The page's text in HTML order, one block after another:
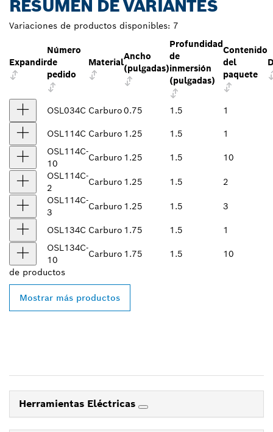
RESUMEN DE VARIANTES
Variaciones de productos disponibles: 7
Expandir
Número
de
pedido
Material
Ancho
(pulgadas)
Profundidad
de
inmersión
(pulgadas)
Contenido
del
paquete
OSL034C Carburo0.75 1.5 1
OSL114C Carburo 1.25 1.5
1
OSL114C-
10
Carburo 1.25 1.5
10
OSL114C-
2
Carburo 1.25 1.5
2
OSL114C-
3
Carburo 1.25 1.5 3
OSL134C Carburo 1.75 1.5
1
OSL134C-
10
Carburo 1.75 1.5
10
de productos
Mostrar más productos
Herramientas Eléctricas